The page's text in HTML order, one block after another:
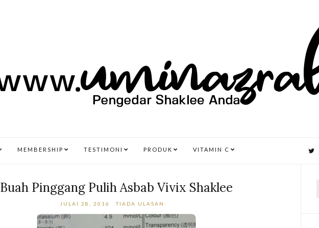
MEMBERSHIP TESTIMONI PRODUK VITAMIN C
Buah Pinggang Pulih Asbab Vivix Shaklee
JULAI 28, 2016 TIADA ULASAN: